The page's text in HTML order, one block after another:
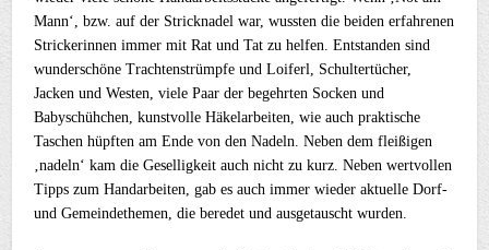
Mann‘, bzw. auf der Stricknadel war, wussten die beiden erfahrenen
Strickerinnen immer mit Rat und Tat zu helfen. Entstanden sind
wunderschöne Trachtenstrümpfe und Loiferl, Schultertücher,
Jacken und Westen, viele Paar der begehrten Socken und
Babyschühchen, kunstvolle Häkelarbeiten, wie auch praktische
Taschen hüpften am Ende von den Nadeln. Neben dem fleißigen
‚nadeln‘ kam die Geselligkeit auch nicht zu kurz. Neben wertvollen
Tipps zum Handarbeiten, gab es auch immer wieder aktuelle Dorf-
und Gemeindethemen, die beredet und ausgetauscht wurden.